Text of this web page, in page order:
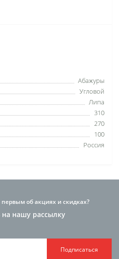
Абажуры
Угловой
Липа
310
270
100
Россия
первым об акциях и скидках?
нашу рассылку
Подписаться